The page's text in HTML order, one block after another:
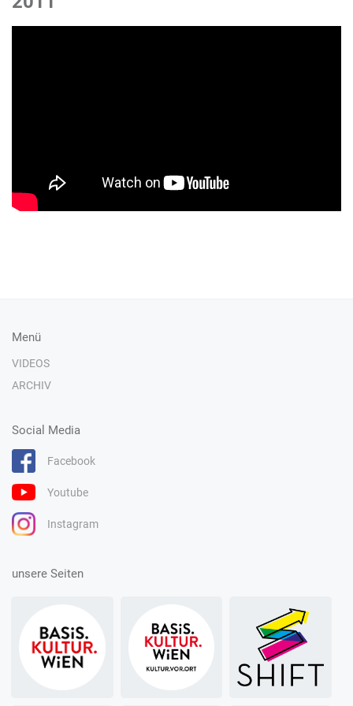
Menü
VIDEOS
ARCHIV
Social Media
Facebook
Youtube
Instagram
unsere Seiten